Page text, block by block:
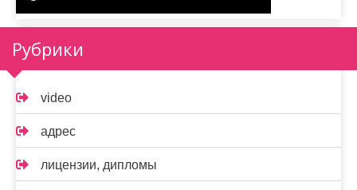
Рубрики
video
адрес
лицензии, дипломы